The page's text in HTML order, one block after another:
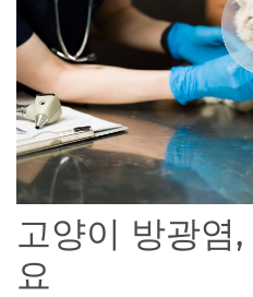
고양이 방광염
요